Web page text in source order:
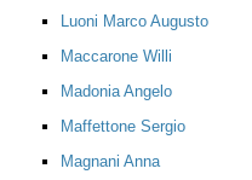
Luoni Marco Augusto
Maccarone Willi
Madonia Angelo
Maffettone Sergio
Magnani Anna